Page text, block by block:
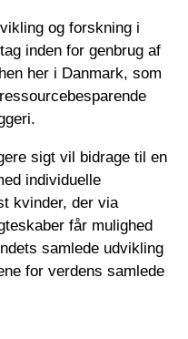
og forskning i
inden for genbrug af
her i Danmark, som
sigt vil bidrage til en
individuelle
kvinder, der via
får mulighed
samlede udvikling
for verdens samlede